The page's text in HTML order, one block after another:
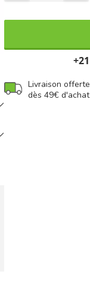
+21
Livraison offerte
dès 49€ d'achat